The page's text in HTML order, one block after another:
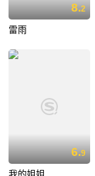
8.2
雷雨
6.9
我的姐姐